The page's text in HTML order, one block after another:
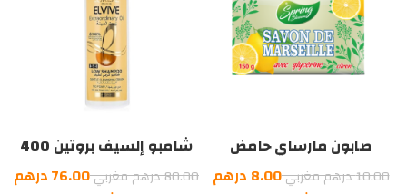
صابون مارساي حامض
10.00درهم مغربيالسعر
8.00 درهم
شامبو إلسيف بروتين 400
ملل 80.00درهم مغربيالسعر
76.00درهم